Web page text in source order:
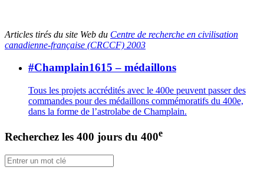
Articles tirés du site Web du Centre de recherche en civilisation
canadienne-française (CRCCF) 2003
#Champlain1615 – médaillons
Tous les projets accrédités avec le 400e peuvent passer des
commandes pour des médaillons commémoratifs du 400e,
dans la forme de l’astrolabe de Champlain.
Recherchez les 400 jours du 400e